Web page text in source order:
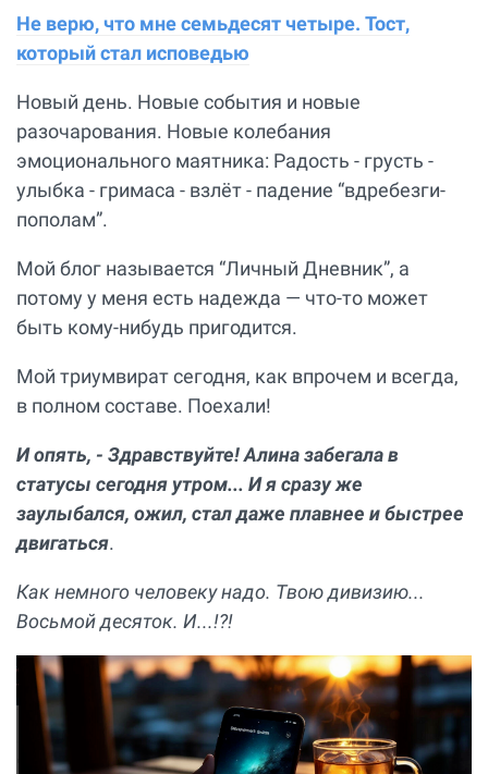
Не верю, что мне семьдесят четыре. Тост,
который стал исповедью
Новый день. Новые события и новые
разочарования. Новые колебания
эмоционального маятника: Радость - грусть -
улыбка - гримаса - взлёт - падение “вдребезги-
пополам”.
Мой блог называется “Личный Дневник”, а
потому у меня есть надежда — что-то может
быть кому-нибудь пригодится.
Мой триумвират сегодня, как впрочем и всегда,
в полном составе. Поехали!
И опять, - Здравствуйте! Алина забегала в
статусы сегодня утром... И я сразу же
заулыбался, ожил, стал даже плавнее и быстрее
двигаться.
Как немного человеку надо. Твою дивизию...
Восьмой десяток. И...!?!